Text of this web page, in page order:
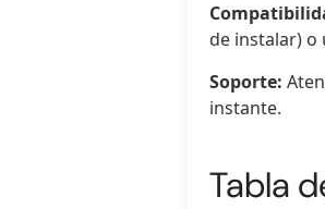
de instalar) o
Soporte:
instante.
Tabla